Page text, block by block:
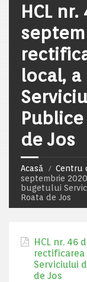
HCL
local,
de Jos
Acasă Centru
septembrie
bugetului
Roata de Jos
HCL nr. 46
Serviciului
de Jos